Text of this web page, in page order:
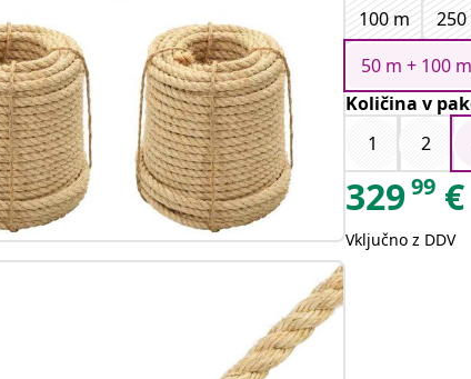
100 m
50 m + 100 m
Količina v
1
2
32999 €
Vključno z DDV